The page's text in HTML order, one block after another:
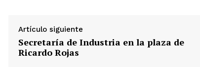
Artículo siguiente
Secretaría de Industria en la plaza de
Ricardo Rojas